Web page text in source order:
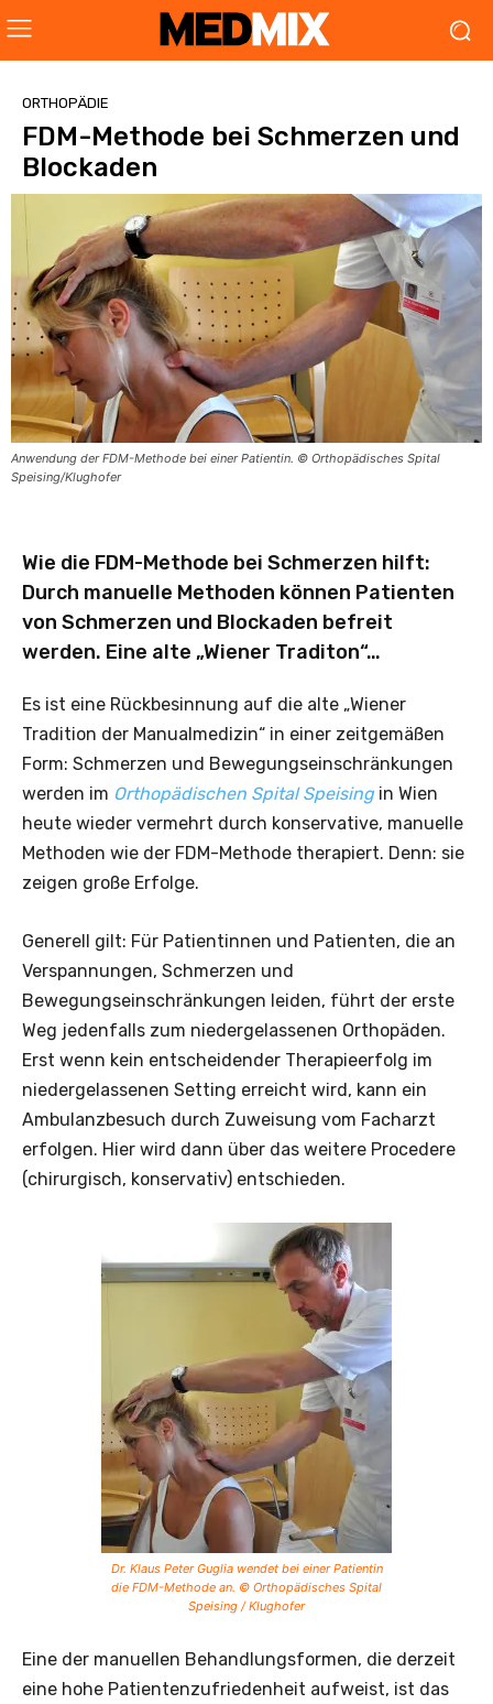
ORTHOPÄDIE
FDM-Methode bei Schmerzen und
Blockaden
Anwendung der FDM-Methode bei einer Patientin. © Orthopädisches Spital
Speising/Klughofer
Wie die FDM-Methode bei Schmerzen hilft:
Durch manuelle Methoden können Patienten
von Schmerzen und Blockaden befreit
werden. Eine alte „Wiener Traditon“…
Es ist eine Rückbesinnung auf die alte „Wiener
Tradition der Manualmedizin“ in einer zeitgemäßen
Form: Schmerzen und Bewegungseinschränkungen
werden im Orthopädischen Spital Speisingin Wien
heute wieder vermehrt durch konservative, manuelle
Methoden wie der FDM-Methode therapiert. Denn: sie
zeigen große Erfolge.
Generell gilt: Für Patientinnen und Patienten, die an
Verspannungen, Schmerzen und
Bewegungseinschränkungen leiden, führt der erste
Weg jedenfalls zum niedergelassenen Orthopäden.
Erst wenn kein entscheidender Therapieerfolg im
niedergelassenen Setting erreicht wird, kann ein
Ambulanzbesuch durch Zuweisung vom Facharzt
erfolgen. Hier wird dann über das weitere Procedere
(chirurgisch, konservativ) entschieden.
Dr. Klaus Peter Guglia wendet bei einer Patientin
die FDM-Methode an. © Orthopädisches Spital
Speising / Klughofer
Eine der manuellen Behandlungsformen, die derzeit
eine hohe Patientenzufriedenheit aufweist, ist das